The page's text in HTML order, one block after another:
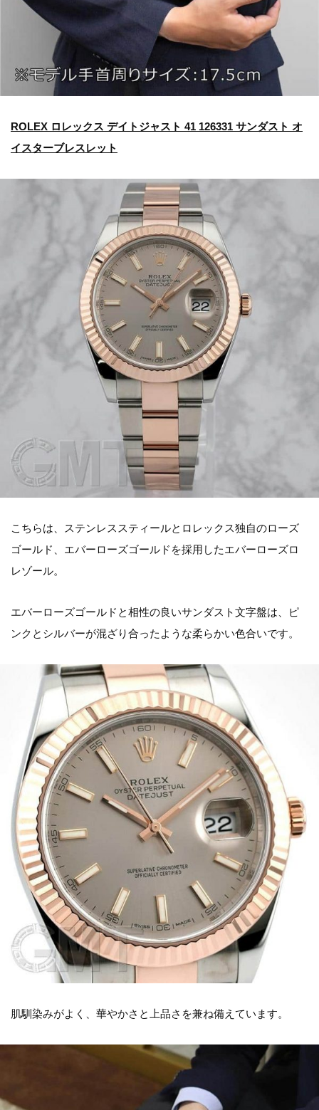
ROLEX ロレックス デイトジャスト 41 126331 サンダスト オ
イスターブレスレット
こちらは、ステンレススティールとロレックス独自のローズ
ゴールド、エバーローズゴールドを採用したエバーローズロ
レゾール。
エバーローズゴールドと相性の良いサンダスト文字盤は、ピ
ンクとシルバーが混ざり合ったような柔らかい色合いです。
肌馴染みがよく、華やかさと上品さを兼ね備えています。